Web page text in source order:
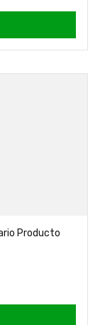
Producto